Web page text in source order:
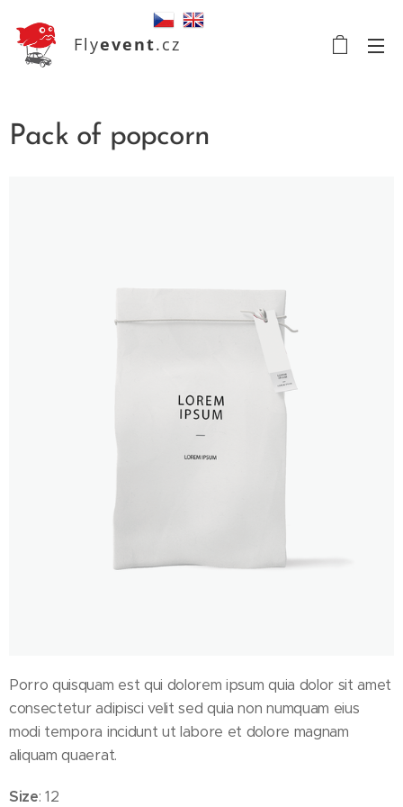
Flyevent.cz
Pack of popcorn
Porro quisquam est qui dolorem ipsum quia dolor sit amet
consectetur adipisci velit sed quia non numquam eius
modi tempora incidunt ut labore et dolore magnam
aliquam quaerat.
Size: 12